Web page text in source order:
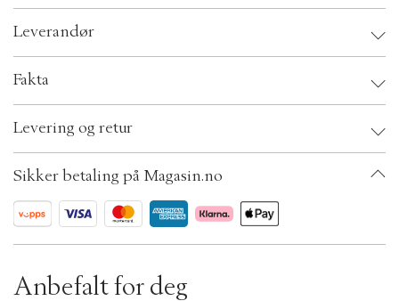
Leverandør
Fakta
EAN: 887167567498
ID: AGFN05-0008
Levering og retur
Sikker betaling på Magasin.no
Anbefalt for deg